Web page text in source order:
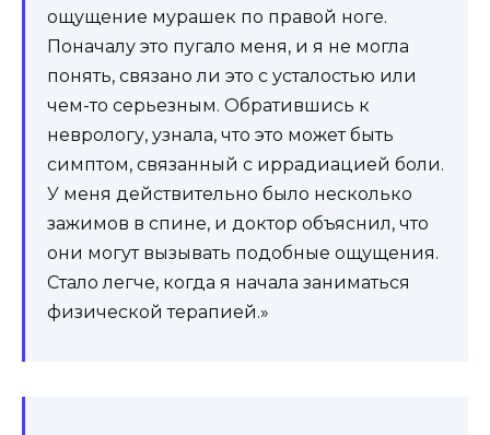
ощущение мурашек по правой ноге.
Поначалу это пугало меня, и я не могла
понять, связано ли это с усталостью или
чем-то серьезным. Обратившись к
неврологу, узнала, что это может быть
симптом, связанный с иррадиацией боли.
У меня действительно было несколько
зажимов в спине, и доктор объяснил, что
они могут вызывать подобные ощущения.
Стало легче, когда я начала заниматься
физической терапией.»